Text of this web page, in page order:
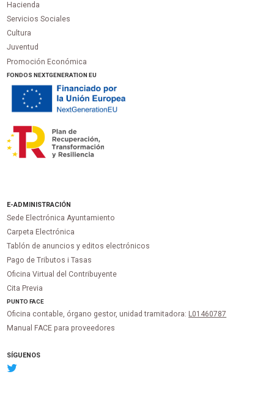
Hacienda
Servicios Sociales
Cultura
Juventud
Promoción Económica
FONDOS NEXTGENERATION EU
E-ADMINISTRACIÓN
Sede Electrónica Ayuntamiento
Carpeta Electrónica
Tablón de anuncios y editos electrónicos
Pago de Tributos i Tasas
Oficina Virtual del Contribuyente
Cita Previa
PUNTOFACE
Oficina contable, órgano gestor, unidad tramitadora: L01460787
Manual FACE para proveedores
SÍGUENOS